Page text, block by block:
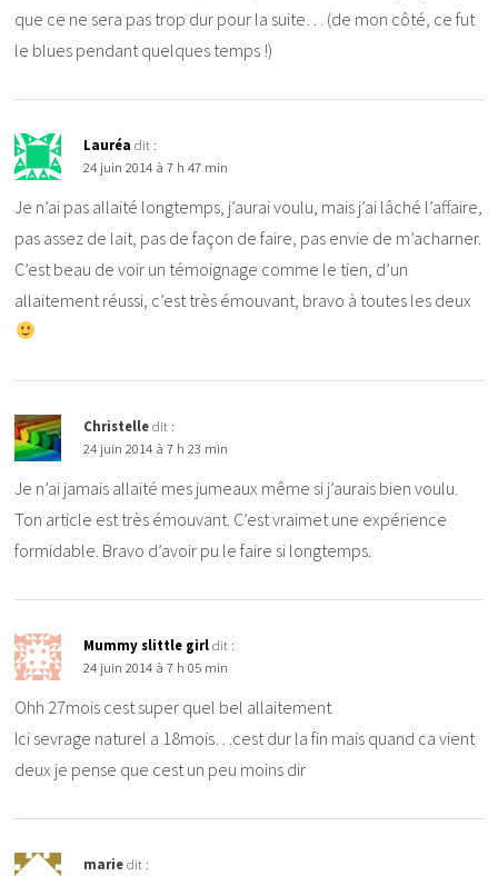
que ce ne sera pas trop dur pour la suite… (de mon côté, ce fut
le blues pendant quelques temps !)
Lauréa dit :
24 juin 2014 à 7 h 47 min
Je n’ai pas allaité longtemps, j’aurai voulu, mais j’ai lâché l’affaire,
pas assez de lait, pas de façon de faire, pas envie de m’acharner.
C’est beau de voir un témoignage comme le tien, d’un
allaitement réussi, c’est très émouvant, bravo à toutes les deux
Christelle dit :
24 juin 2014 à 7 h 23 min
Je n’ai jamais allaité mes jumeaux même si j’aurais bien voulu.
Ton article est très émouvant. C’est vraimet une expérience
formidable. Bravo d’avoir pu le faire si longtemps.
Mummy slittle girl dit :
24 juin 2014 à 7 h 05 min
Ohh 27mois cest super quel bel allaitement
Ici sevrage naturel a 18mois…cest dur la fin mais quand ca vient
deux je pense que cest un peu moins dir
marie dit :